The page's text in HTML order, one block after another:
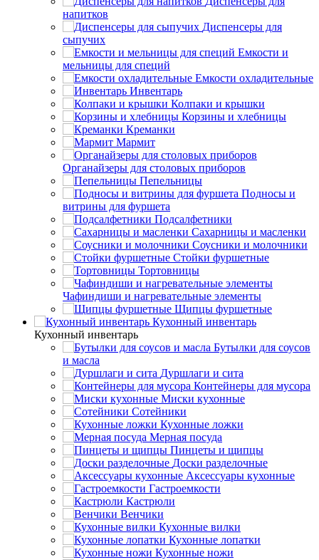
напитков
Диспенсеры для
сыпучих
Емкости и
мельницы для специй
Емкости охладительные
Инвентарь
Колпаки и крышки
Корзины и хлебницы
Креманки
Мармит
Органайзеры для столовых приборов
Пепельницы
Подносы и
витрины для фуршета
Подсалфетники
Сахарницы и масленки
Соусники и молочники
Стойки фуршетные
Тортовницы
Чафиндиши и нагревательные элементы
Щипцы фуршетные
Кухонный инвентарь
Кухонный инвентарь
Бутылки для соусов
и масла
Дуршлаги и сита
Контейнеры для мусора
Миски кухонные
Сотейники
Кухонные ложки
Мерная посуда
Пинцеты и щипцы
Доски разделочные
Аксессуары кухонные
Гастроемкости
Кастрюли
Венчики
Кухонные вилки
Кухонные лопатки
Кухонные ножи